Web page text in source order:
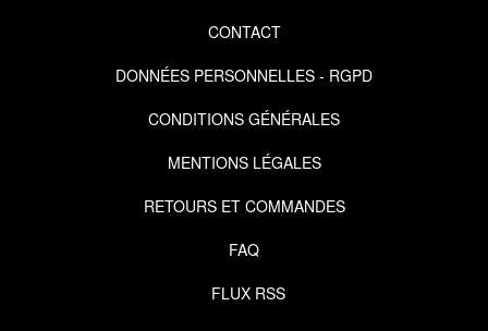
CONTACT
DONNÉES PERSONNELLES - RGPD
CONDITIONS GÉNÉRALES
MENTIONS LÉGALES
RETOURS ET COMMANDES
FAQ
FLUX RSS